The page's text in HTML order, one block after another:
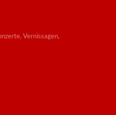
Vernissagen,